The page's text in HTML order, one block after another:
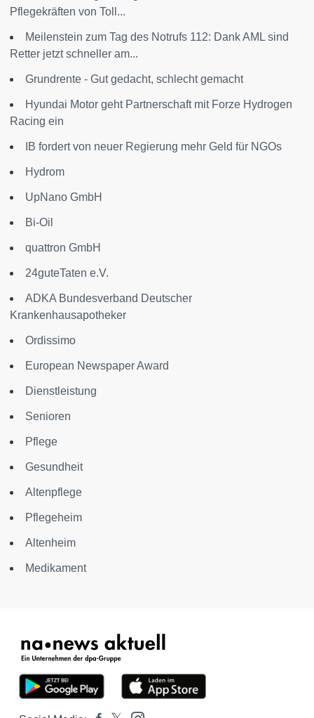
Pflegekräften von Toll...
Meilenstein zum Tag des Notrufs 112: Dank AML sind
Retter jetzt schneller am...
Grundrente - Gut gedacht, schlecht gemacht
Hyundai Motor geht Partnerschaft mit Forze Hydrogen
Racing ein
IB fordert von neuer Regierung mehr Geld für NGOs
Hydrom
UpNano GmbH
Bi-Oil
quattron GmbH
24guteTaten e.V.
ADKA Bundesverband Deutscher
Krankenhausapotheker
Ordissimo
European Newspaper Award
Dienstleistung
Senioren
Pflege
Gesundheit
Altenpflege
Pflegeheim
Altenheim
Medikament